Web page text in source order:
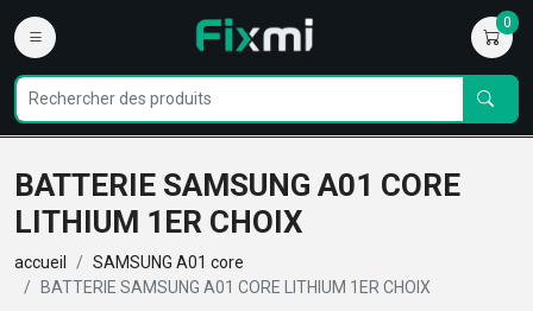
0
BATTERIE SAMSUNG A01 CORE
LITHIUM 1ER CHOIX
accueil
SAMSUNG A01 core
BATTERIE SAMSUNG A01 CORE LITHIUM 1ER CHOIX